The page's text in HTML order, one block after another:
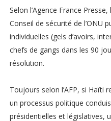
Selon l’Agence France
Conseil de sécurité de l’ONU
individuelles (gels d’avoirs,
chefs de gangs dans les 90
résolution.
Toujours selon l’AFP, si Haïti
un processus politique
présidentielles et législatives,